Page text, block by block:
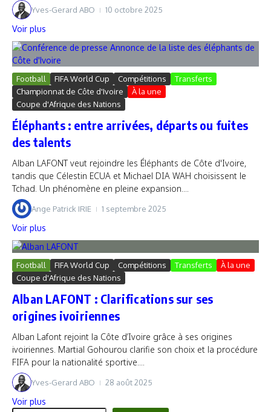
Yves-Gerard ABO 10 octobre 2025
Voir plus
Football FIFA World Cup Compétitions
Transferts
Championnat de Côte d'Ivoire
À la une
Coupe d'Afrique des Nations
Éléphants : entre arrivées, départs ou fuites
des talents
Alban LAFONT veut rejoindre les Éléphants de Côte d'Ivoire,
tandis que Célestin ECUA et Michael DIA WAH choisissent le
Tchad. Un phénomène en pleine expansion....
Ange Patrick IRIE 1 septembre 2025
Voir plus
Football FIFA World Cup Compétitions Transferts
À la une
Coupe d'Afrique des Nations
Alban LAFONT : Clarifications sur ses
origines ivoiriennes
Alban Lafont rejoint la Côte d’Ivoire grâce à ses origines
ivoiriennes. Martial Gohourou clarifie son choix et la procédure
FIFA pour la nationalité sportive....
Yves-Gerard ABO 28 août 2025
Voir plus